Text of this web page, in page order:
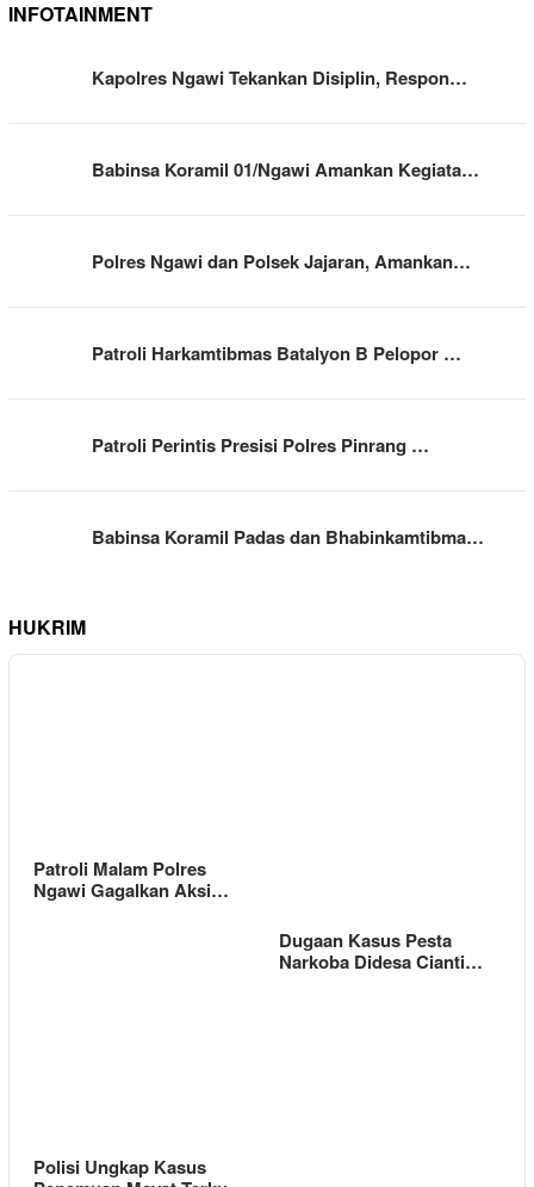
INFOTAINMENT
Kapolres Ngawi Tekankan Disiplin, Respon…
Babinsa Koramil 01/Ngawi Amankan Kegiata…
Polres Ngawi dan Polsek Jajaran, Amankan…
Patroli Harkamtibmas Batalyon B Pelopor …
Patroli Perintis Presisi Polres Pinrang …
Babinsa Koramil Padas dan Bhabinkamtibma…
HUKRIM
Patroli Malam Polres
Ngawi Gagalkan Aksi…
Dugaan Kasus Pesta
Narkoba Didesa Cianti…
Polisi Ungkap Kasus